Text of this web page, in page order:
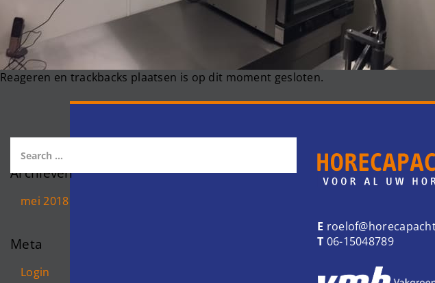
Reageren en trackbacks plaatsen is op dit moment gesloten.
Archieven
mei 2018
Meta
Login
E
T 06-15048789